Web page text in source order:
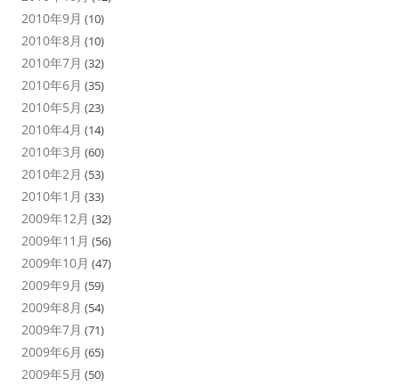
2010年9月 (10)
2010年8月 (10)
2010年7月 (32)
2010年6月 (35)
2010年5月 (23)
2010年4月 (14)
2010年3月 (60)
2010年2月 (53)
2010年1月 (33)
2009年12月 (32)
2009年11月 (56)
2009年10月 (47)
2009年9月 (59)
2009年8月 (54)
2009年7月 (71)
2009年6月 (65)
2009年5月 (50)